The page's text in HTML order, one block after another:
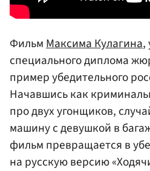
ФильмМаксима Кулагина,
специального диплома
пример убедительного
Начавшись как
про двух угонщиков,
машину с девушкой в
фильм превращается в
на русскую версию